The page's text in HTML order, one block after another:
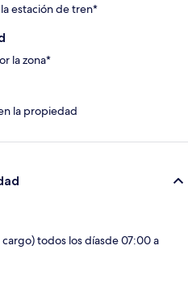
estación de tren*
la zona*
la propiedad
todos los díasde 07:00 a